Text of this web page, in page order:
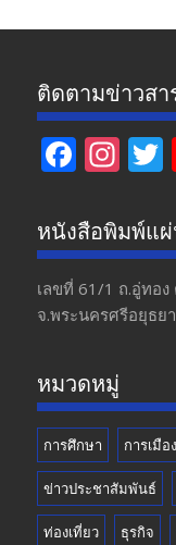
ติดตามข่าวสา
F
ac
e
b
o
o
In
st
a
gr
a
m
หนังสือพิมพ์แ
เลขที่ 61/1 ถ.อู่ทอ
จ.พระนครศรีอยุธย
หมวดหมู่
การศึกษา การเมือง
ข่าวประชาสัมพันธ์
ท่องเที่ยว ธุรกิจ